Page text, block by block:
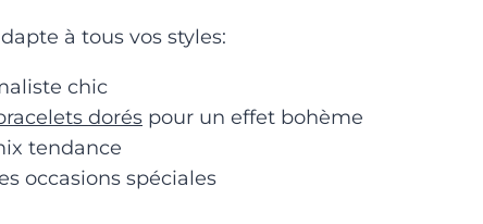
à tous vos styles:
chic
dorés pour un effet bohème
tendance
occasions spéciales